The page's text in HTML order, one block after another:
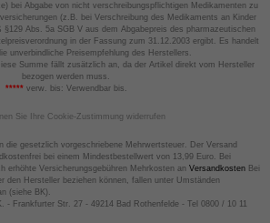
bei Abgabe von nicht verschreibungspflichtigen Medikamenten zu
(z.B. bei Verschreibung des Medikaments an Kinder
Abs. 5a SGB V aus dem Abgabepreis des pharmazeutischen
in der Fassung zum 31.12.2003 ergibt. Es handelt
unverbindliche Preisempfehlung des Herstellers.
Summe fällt zusätzlich an, da der Artikel direkt vom Hersteller
bezogen werden muss.
*****verw. bis: Verwendbar bis.
Sie Ihre Cookie-Zustimmung widerrufen
die gesetzlich vorgeschriebene Mehrwertsteuer. Der Versand
bei einem Mindestbestellwert von 13,99 Euro. Bei
erhöhte Versicherungsgebühren Mehrkosten an VersandkostenBei
den Hersteller beziehen können, fallen unter Umständen
(siehe BK).
- Frankfurter Str. 27 - 49214 Bad Rothenfelde - Tel 0800 / 10 11